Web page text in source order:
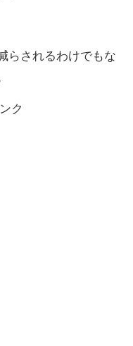
らされるわけでもな
ク